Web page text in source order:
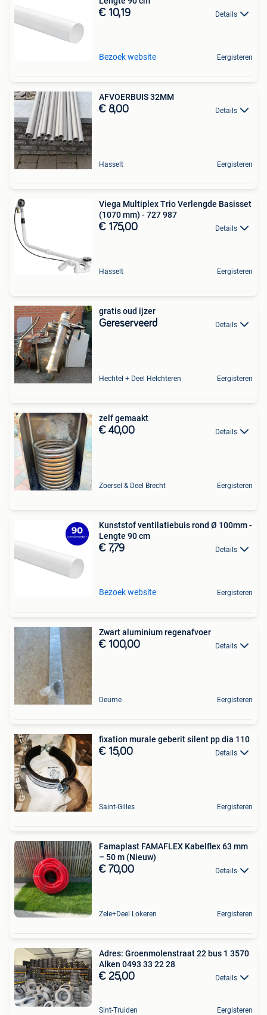
€ 10,19 Details
Bezoek website Eergisteren
AFVOERBUIS 32MM
€ 8,00 Details
Hasselt Eergisteren
Viega Multiplex Trio Verlengde Basisset
(1070 mm) - 727 987
€ 175,00 Details
Hasselt Eergisteren
gratis oud ijzer
Gereserveerd Details
Hechtel + Deel Helchteren Eergisteren
zelf gemaakt
€ 40,00 Details
Zoersel & Deel Brecht Eergisteren
Kunststof ventilatiebuis rond Ø 100mm -
Lengte 90 cm
€ 7,79 Details
Bezoek website Eergisteren
Zwart aluminium regenafvoer
€ 100,00 Details
Deurne Eergisteren
fixation murale geberit silent pp dia 110
€ 15,00 Details
Saint-Gilles Eergisteren
Famaplast FAMAFLEX Kabelflex 63 mm
– 50 m (Nieuw)
€ 70,00 Details
Zele+Deel Lokeren Eergisteren
Adres: Groenmolenstraat 22 bus 1 3570
Alken ⁨0493 33 22 28⁩
€ 25,00 Details
Sint-Truiden Eergisteren